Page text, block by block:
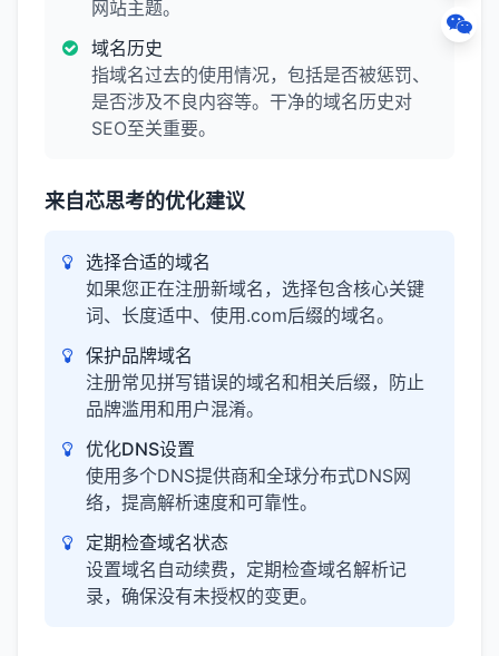
网站主题。
域名历史
指域名过去的使用情况，包括是否被惩罚、
是否涉及不良内容等。干净的域名历史对
SEO至关重要。
来自芯思考的优化建议
选择合适的域名
如果您正在注册新域名，选择包含核心关键
词、长度适中、使用.com后缀的域名。
保护品牌域名
注册常见拼写错误的域名和相关后缀，防止
品牌滥用和用户混淆。
优化DNS设置
使用多个DNS提供商和全球分布式DNS网
络，提高解析速度和可靠性。
定期检查域名状态
设置域名自动续费，定期检查域名解析记
录，确保没有未授权的变更。